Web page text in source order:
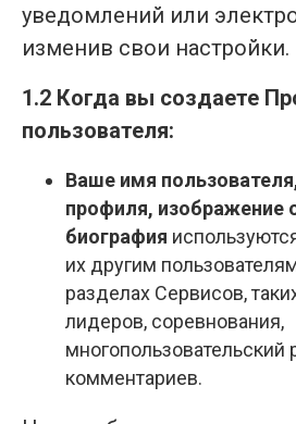
уведомлений или
изменив свои настройки.
1.2 Когда вы создаете
пользователя:
Ваше имя
профиля, изображение
биография
их другим
разделах Сервисов,
лидеров, соревнования,
комментариев.